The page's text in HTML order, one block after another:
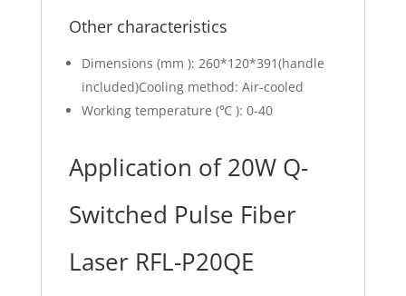
Other characteristics
Dimensions (mm ): 260*120*391(handle
included)Cooling method: Air-cooled
Working temperature (℃ ): 0-40
Application of 20W Q-
Switched Pulse Fiber
Laser RFL-P20QE